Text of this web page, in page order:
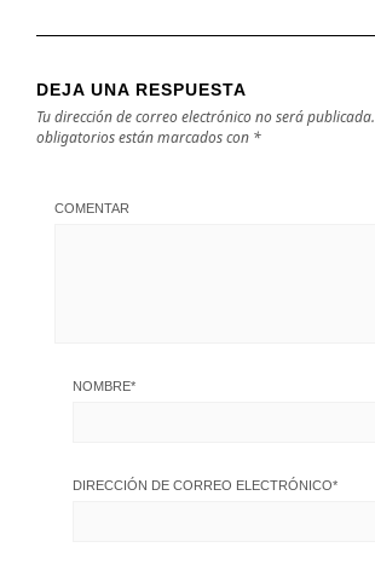
DEJA UNA RESPUESTA
Tu dirección de correo electrónico no será publicada.
obligatorios están marcados con *
COMENTAR
NOMBRE*
DIRECCIÓN DE CORREO ELECTRÓNICO*